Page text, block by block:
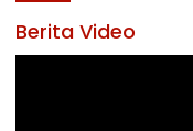
Berita Video